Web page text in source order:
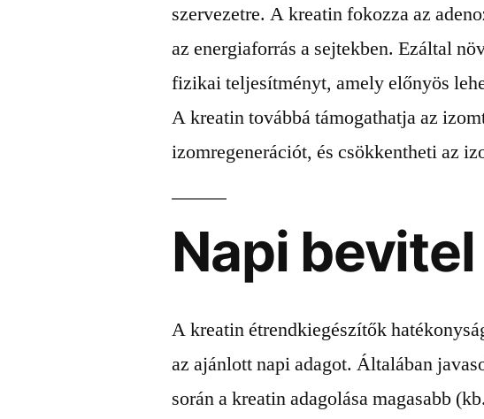
szervezetre. A kreatin fokozza az
az energiaforrás a sejtekben. Ezáltal
fizikai teljesítményt, amely előnyös
A kreatin továbbá támogathatja az
izomregenerációt, és csökkentheti az
Napi bevitel
A kreatin étrendkiegészítők
az ajánlott napi adagot. Általában
során a kreatin adagolása magasabb